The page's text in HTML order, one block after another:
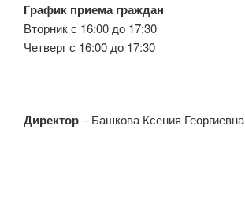
График приема граждан
Вторник с 16:00 до 17:30
Четверг с 16:00 до 17:30
Директор– Башкова Ксения Георгиевна